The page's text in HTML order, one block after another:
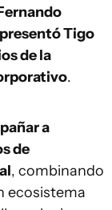
presentó Tigo
de la
.
a
de
, combinando
ecosistema